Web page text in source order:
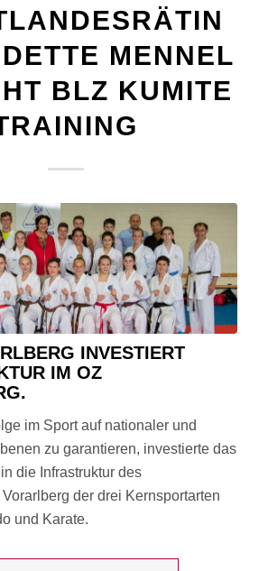
MENNEL
BLZ KUMITE
INVESTIERT
IM OZ
im Sport auf nationaler und
zu garantieren, investierte das
die Infrastruktur des
der drei Kernsportarten
und Karate.